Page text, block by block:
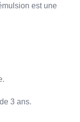
est une
3 ans.